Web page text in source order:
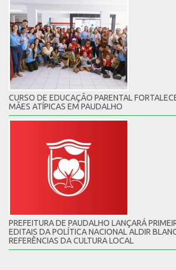
CURSO DE EDUCAÇÃO PARENTAL
MÃES ATÍPICAS EM PAUDALHO
PREFEITURA DE PAUDALHO LANÇARÁ
EDITAIS DA POLÍTICA NACIONAL ALDIR
REFERÊNCIAS DA CULTURA LOCAL